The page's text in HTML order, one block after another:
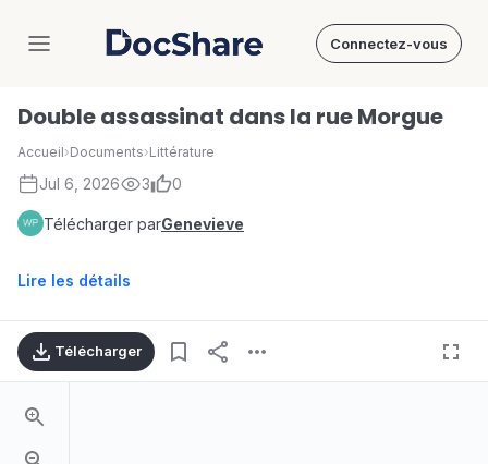
DocShare Connectez-vous
Double assassinat dans la rue Morgue
Accueil›Documents›Littérature
Jul 6, 2026 3 0
Télécharger parGenevieve
Lire les détails
Télécharger